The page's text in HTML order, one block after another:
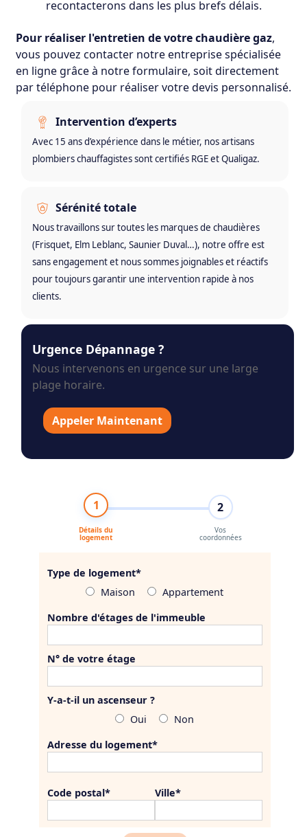
recontacterons dans les plus brefs délais.
Pour réaliser l'entretien de votre chaudière gaz,
vous pouvez contacter notre entreprise spécialisée
en ligne grâce à notre formulaire, soit directement
par téléphone pour réaliser votre devis personnalisé.
Intervention d’experts
Avec 15 ans d’expérience dans le métier, nos artisans
plombiers chauffagistes sont certifiés RGE et Qualigaz.
Sérénité totale
Nous travaillons sur toutes les marques de chaudières
(Frisquet, Elm Leblanc, Saunier Duval…), notre offre est
sans engagement et nous sommes joignables et réactifs
pour toujours garantir une intervention rapide à nos
clients.
Urgence Dépannage ?
Nous intervenons en urgence sur une large
plage horaire.
Appeler Maintenant
1
Détails du
logement
2
Vos
coordonnées
Type de logement*
Maison
Appartement
Nombre d'étages de l'immeuble
N° de votre étage
Y-a-t-il un ascenseur ?
Oui
Non
Adresse du logement*
Code postal* Ville*